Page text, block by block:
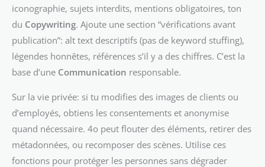
iconographie, sujets interdits, mentions obligatoires, ton
du Copywriting. Ajoute une section “vérifications avant
publication”: alt text descriptifs (pas de keyword stuffing),
légendes honnêtes, références s’il y a des chiffres. C’est la
base d’une Communication responsable.
Sur la vie privée: si tu modifies des images de clients ou
d’employés, obtiens les consentements et anonymise
quand nécessaire. 4o peut flouter des éléments, retirer des
métadonnées, ou recomposer des scènes. Utilise ces
fonctions pour protéger les personnes sans dégrader